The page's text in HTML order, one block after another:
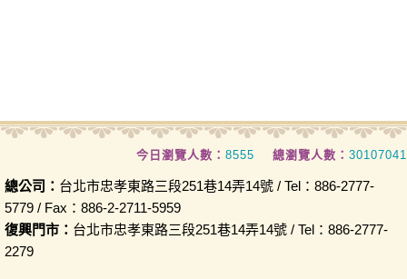
今日瀏覽人數： 8555 總瀏覽人數： 30107041
總公司： 台北市忠孝東路三段251巷14弄14號 / Tel：886-2777-
5779 / Fax：886-2-2711-5959
復興門市： 台北市忠孝東路三段251巷14弄14號 / Tel：886-2777-
2279